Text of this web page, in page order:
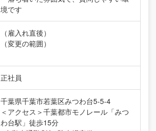
境です
（雇入れ直後）
（変更の範囲）
正社員
千葉県千葉市若葉区みつわ台5-5-4
＜アクセス＞千葉都市モノレール「みつ
わ台駅」徒歩15分